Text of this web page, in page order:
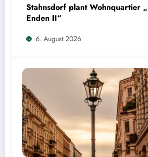
Stahnsdorf plant Wohnquartier
Enden II“
6. August 2026